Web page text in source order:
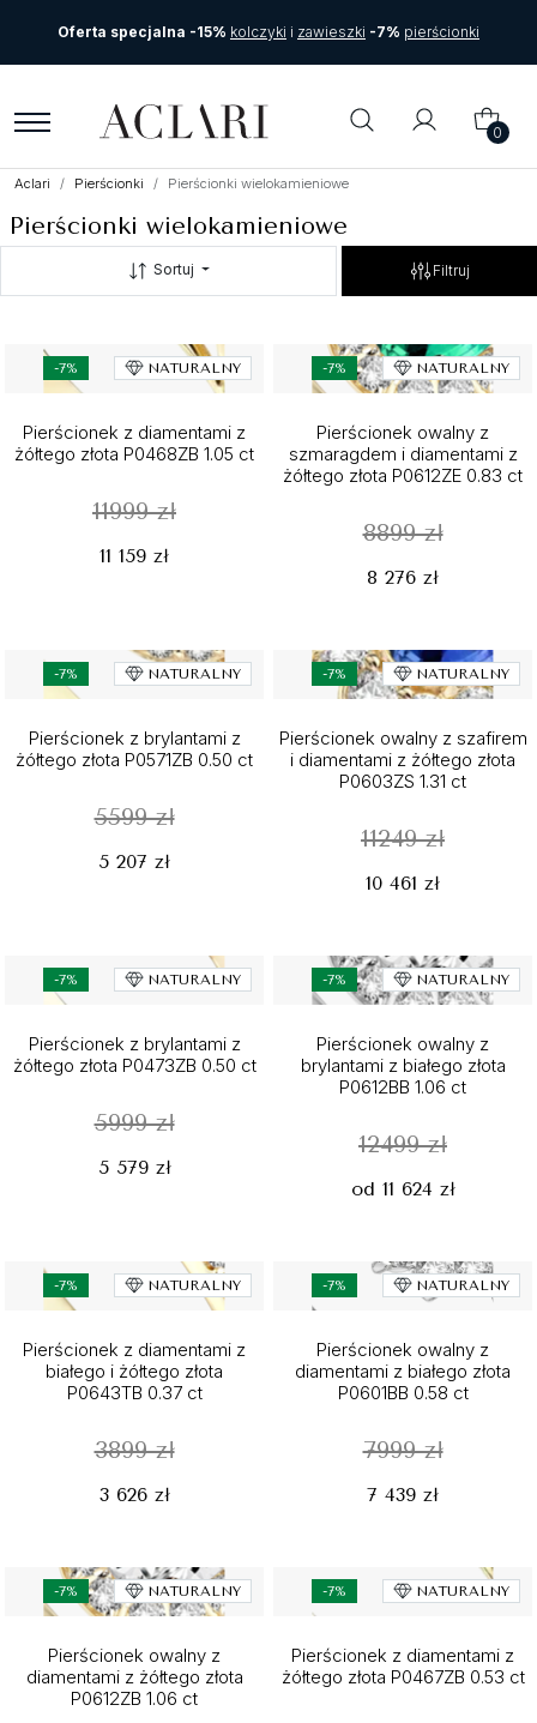
Oferta specjalna -15% kolczyki i zawieszki -7% pierścionki
0
Aclari Pierścionki Pierścionki wielokamieniowe
Pierścionki wielokamieniowe
Sortuj Filtruj
-7% NATURALNY
Pierścionek z diamentami z
żółtego złota P0468ZB 1.05 ct
11999 zł
11 159 zł
-7% NATURALNY
Pierścionek owalny z
szmaragdem i diamentami z
żółtego złota P0612ZE 0.83 ct
8899 zł
8 276 zł
-7% NATURALNY
Pierścionek z brylantami z
żółtego złota P0571ZB 0.50 ct
5599 zł
5 207 zł
-7% NATURALNY
Pierścionek owalny z szafirem
i diamentami z żółtego złota
P0603ZS 1.31 ct
11249 zł
10 461 zł
-7% NATURALNY
Pierścionek z brylantami z
żółtego złota P0473ZB 0.50 ct
5999 zł
5 579 zł
-7% NATURALNY
Pierścionek owalny z
brylantami z białego złota
P0612BB 1.06 ct
12499 zł
od 11 624 zł
-7% NATURALNY
Pierścionek z diamentami z
białego i żółtego złota
P0643TB 0.37 ct
3899 zł
3 626 zł
-7% NATURALNY
Pierścionek owalny z
diamentami z białego złota
P0601BB 0.58 ct
7999 zł
7 439 zł
-7% NATURALNY
Pierścionek owalny z
diamentami z żółtego złota
P0612ZB 1.06 ct
-7% NATURALNY
Pierścionek z diamentami z
żółtego złota P0467ZB 0.53 ct